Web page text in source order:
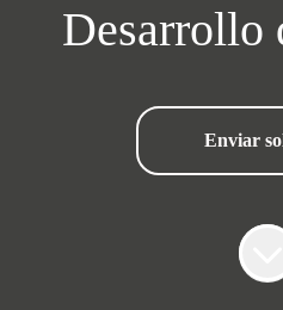
Desarrollo
Enviar